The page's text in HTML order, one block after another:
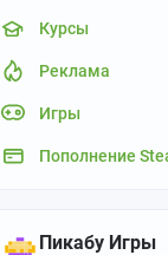
Курсы
Реклама
Игры
Пополнение
Пикабу Игры